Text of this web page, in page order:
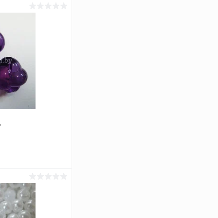
цену
Сравнение